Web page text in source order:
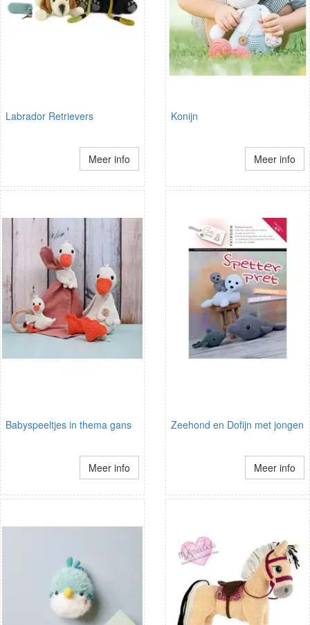
Labrador Retrievers
Meer info
Konijn
Meer info
Babyspeeltjes in thema gans
Meer info
Zeehond en Dofijn met jongen
Meer info